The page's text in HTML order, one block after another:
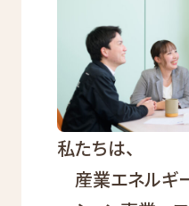
私たちは、
産業エネルギ